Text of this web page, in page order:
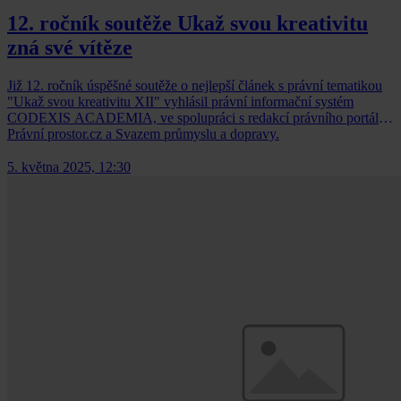
12. ročník soutěže Ukaž svou kreativitu
zná své vítěze
Již 12. ročník úspěšné soutěže o nejlepší článek s právní tematikou
"Ukaž svou kreativitu XII" vyhlásil právní informační systém
CODEXIS ACADEMIA, ve spolupráci s redakcí právního portálu
Právní prostor.cz a Svazem průmyslu a dopravy.
5. května 2025, 12:30